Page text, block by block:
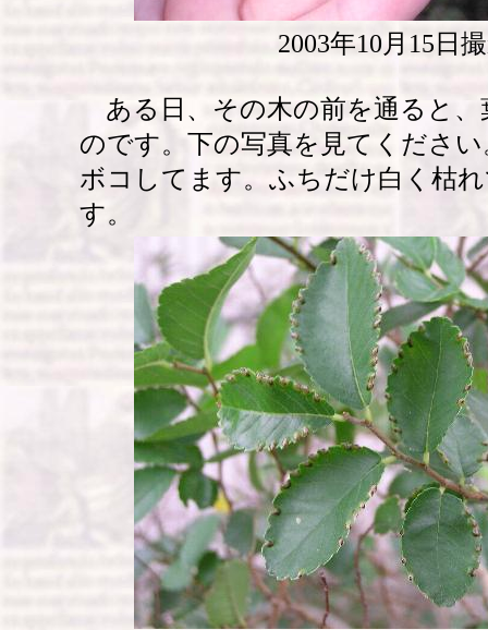
2003年10月15日
ある日、その木の前を通ると、
のです。下の写真を見てくださ
ボコしてます。ふちだけ白く枯
す。